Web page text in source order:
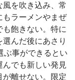
を吹き込み、常
もラーメンやまぜ
飽きない。特に
んだ後にあさり
ぶ事ができるとい
んでも新しい発見
が離せない。限定